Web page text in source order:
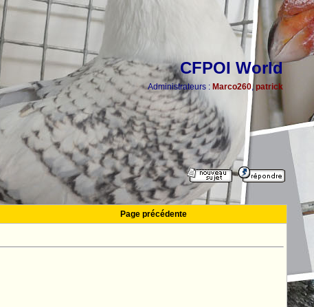
CFPOI World
Administrateurs : Marco260, patrick
Page précédente